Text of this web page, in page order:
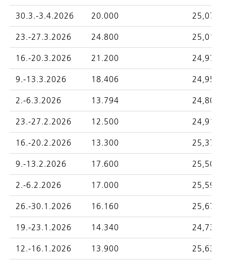
30.3.-3.4.2026 20.000 25,0702
23.-27.3.2026 24.800 25,0184
16.-20.3.2026 21.200 24,9759
9.-13.3.2026 18.406 24,9546
2.-6.3.2026 13.794 24,8045
23.-27.2.2026 12.500 24,9174
16.-20.2.2026 13.300 25,3771
9.-13.2.2026 17.600 25,5009
2.-6.2.2026 17.000 25,5984
26.-30.1.2026 16.160 25,6768
19.-23.1.2026 14.340 24,7356
12.-16.1.2026 13.900 25,6361